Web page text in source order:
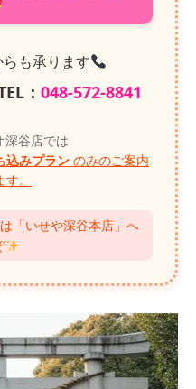
も承ります
： 048-572-8841
谷店では
込みプラン のみのご案内
。
「いせや深谷本店」へ